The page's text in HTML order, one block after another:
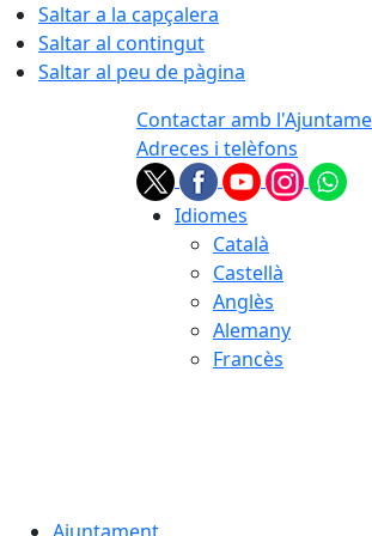
Saltar a la capçalera
Saltar al contingut
Saltar al peu de pàgina
Contactar amb
Adreces i telèfons
Idiomes
Català
Castellà
Anglès
Alemany
Francès